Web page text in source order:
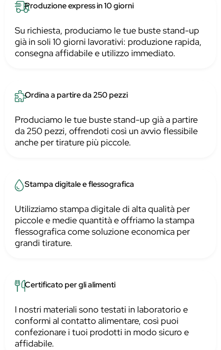
Produzione express in 10 giorni
Su richiesta, produciamo le tue buste stand-up
già in soli 10 giorni lavorativi: produzione rapida,
consegna affidabile e utilizzo immediato.
Ordina a partire da 250 pezzi
Produciamo le tue buste stand-up già a partire
da 250 pezzi, offrendoti così un avvio flessibile
anche per tirature più piccole.
Stampa digitale e flessografica
Utilizziamo stampa digitale di alta qualità per
piccole e medie quantità e offriamo la stampa
flessografica come soluzione economica per
grandi tirature.
Certificato per gli alimenti
I nostri materiali sono testati in laboratorio e
conformi al contatto alimentare, così puoi
confezionare i tuoi prodotti in modo sicuro e
affidabile.